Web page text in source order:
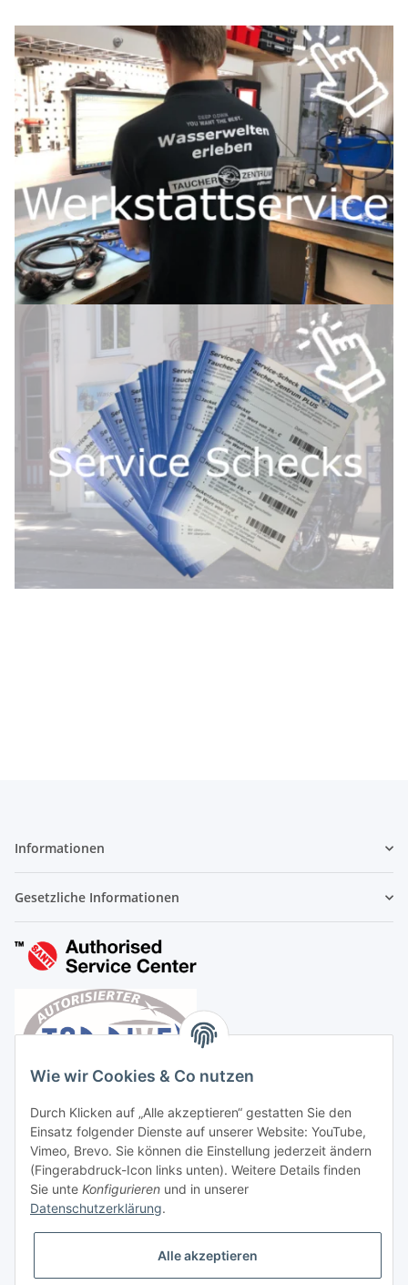
Wir helfen dir bei deiner Traumreise!
Du möchtest deine Traumreise buchen, brauchst aber Hilfe
bei der Auswahl? In unserem Reisebüro bekommst du alles,
was du brauchst. Egal ob Individualreise oder Gruppenreise
bei uns wirst du fündig.
Schreib uns eine oder ruf uns unter 040-2206064 an
und vereibare einen Termin zu deiner Beratung.
Oder durchstöbere hier unsere Gruppenreisen.
Zu den Gruppenreisen
überpürfen wir den Mitteldruck und stellen
gegebenenfalls nach, öffnen und reinigen bei Bedarf die 2.
Stufe, desinfizieren die 2. Stufen, überpürfen alle Anschlüsse
aud Dichtigkeit und alle außenliegenden O-Ringe, erstellen
ein Prüfprotokoll.
BeimNeoprenanzugpflegen wir Nähte und Reißverschluss.
Der Anzug wird gereinigt und desinfiziert.
Beim Trockentauchanzug pflegen wir Hals- und
Armmanschetten, Testen die Dichtigkeit bei Bedarf, Testen
Ein- und Auslassventil und Überprüfen den Reißverschluss.
So bist du rundum versorgt!
Informationen
Gesetzliche Informationen
Vertrag widerrufen
Wie wir Cookies & Co nutzen
Durch Klicken auf „Alle akzeptieren“ gestatten Sie den
Einsatz folgender Dienste auf unserer Website: YouTube,
Vimeo, Brevo. Sie können die Einstellung jederzeit ändern
(Fingerabdruck-Icon links unten). Weitere Details finden
Sie unte Konfigurieren und in unserer
Datenschutzerklärung.
Alle akzeptieren